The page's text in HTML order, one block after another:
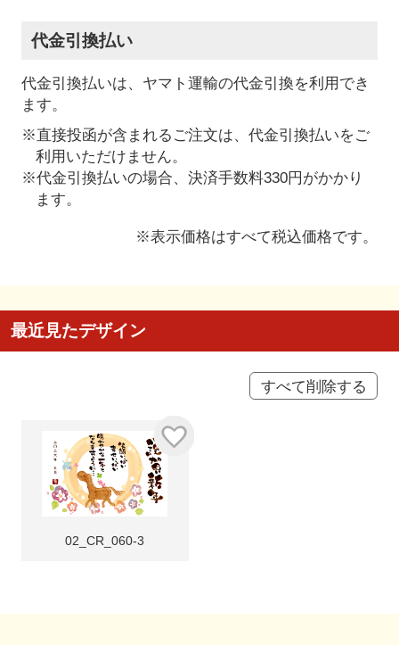
代金引換払い
代金引換払いは、ヤマト運輸の代金引換を利用でき
ます。
※直接投函が含まれるご注文は、代金引換払いをご
利用いただけません。
※代金引換払いの場合、決済手数料330円がかかり
ます。
※表示価格はすべて税込価格です。
最近見たデザイン
すべて削除する
02_CR_060-3